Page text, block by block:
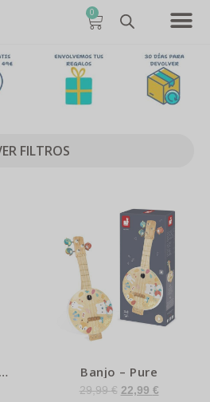
0
FILTROS
Banjo – Pure
29,99€ 22,99 €